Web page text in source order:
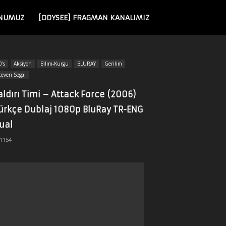
[ODYSEE] FRAGMAN KANALIMIZ
Aksiyon Bilim-Kurgu BLURAY
Gerilim
Segal
Timi – Attack Force (2006)
Dublaj 1080p BluRay TR-ENG
1154